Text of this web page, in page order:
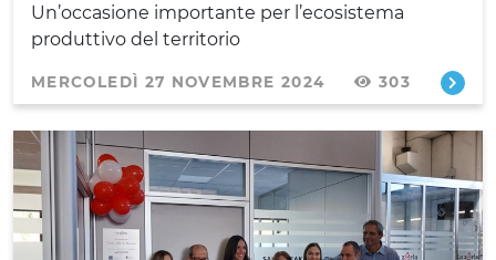
Un’occasione importante per l’ecosistema
produttivo del territorio
MERCOLEDÌ 27 NOVEMBRE 2024 303